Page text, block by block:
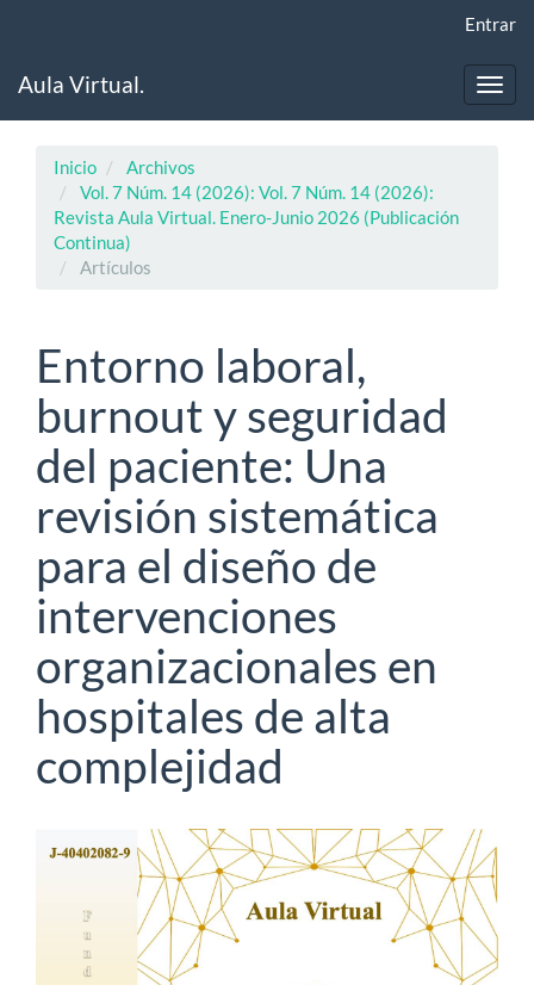
principal
Entrar
Aula Virtual.
Inicio
Archivos
Vol. 7 Núm. 14 (2026): Vol. 7 Núm. 14 (2026):
Revista Aula Virtual. Enero-Junio 2026 (Publicación
Continua)
Artículos
Entorno laboral,
burnout y seguridad
del paciente: Una
revisión sistemática
para el diseño de
intervenciones
organizacionales en
hospitales de alta
complejidad
Barra
lateral
del
artículo